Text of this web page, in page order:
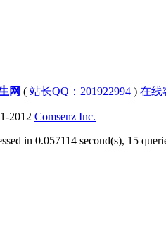
网 ( 站长QQ：201922994 ) 在线
2012 Comsenz Inc.
in 0.057114 second(s), 15